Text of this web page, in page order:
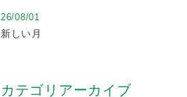
26/08/01
新しい月
カテゴリアーカイブ